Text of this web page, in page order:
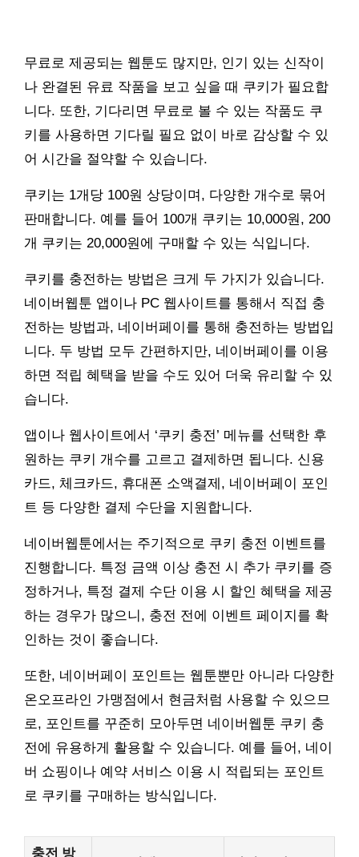
무료로 제공되는 웹툰도 많지만, 인기 있는 신작이
나 완결된 유료 작품을 보고 싶을 때 쿠키가 필요합
니다. 또한, 기다리면 무료로 볼 수 있는 작품도 쿠
키를 사용하면 기다릴 필요 없이 바로 감상할 수 있
어 시간을 절약할 수 있습니다.
쿠키는 1개당 100원 상당이며, 다양한 개수로 묶어
판매합니다. 예를 들어 100개 쿠키는 10,000원, 200
개 쿠키는 20,000원에 구매할 수 있는 식입니다.
쿠키를 충전하는 방법은 크게 두 가지가 있습니다.
네이버웹툰 앱이나 PC 웹사이트를 통해서 직접 충
전하는 방법과, 네이버페이를 통해 충전하는 방법입
니다. 두 방법 모두 간편하지만, 네이버페이를 이용
하면 적립 혜택을 받을 수도 있어 더욱 유리할 수 있
습니다.
앱이나 웹사이트에서 ‘쿠키 충전’ 메뉴를 선택한 후
원하는 쿠키 개수를 고르고 결제하면 됩니다. 신용
카드, 체크카드, 휴대폰 소액결제, 네이버페이 포인
트 등 다양한 결제 수단을 지원합니다.
네이버웹툰에서는 주기적으로 쿠키 충전 이벤트를
진행합니다. 특정 금액 이상 충전 시 추가 쿠키를 증
정하거나, 특정 결제 수단 이용 시 할인 혜택을 제공
하는 경우가 많으니, 충전 전에 이벤트 페이지를 확
인하는 것이 좋습니다.
또한, 네이버페이 포인트는 웹툰뿐만 아니라 다양한
온오프라인 가맹점에서 현금처럼 사용할 수 있으므
로, 포인트를 꾸준히 모아두면 네이버웹툰 쿠키 충
전에 유용하게 활용할 수 있습니다. 예를 들어, 네이
버 쇼핑이나 예약 서비스 이용 시 적립되는 포인트
로 쿠키를 구매하는 방식입니다.
충전 방